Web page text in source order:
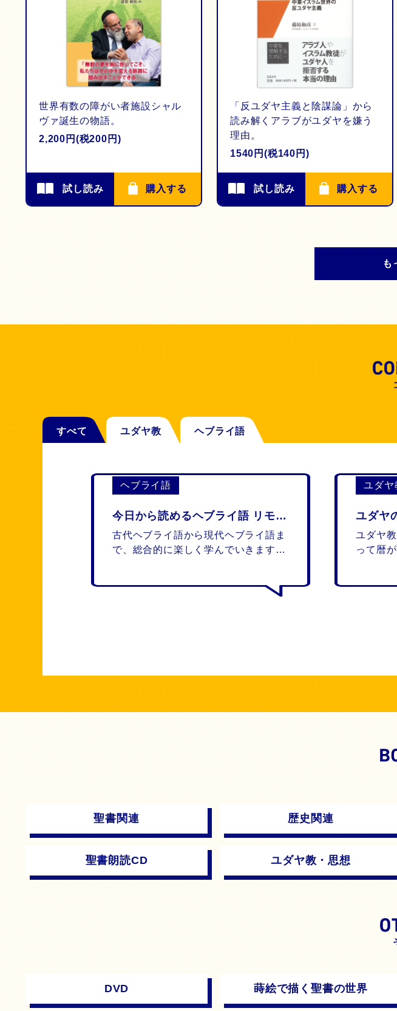
世界有数の障がい者施設シャル
ヴァ誕生の物語。
2,200円(税200円)
試し読み 購入する
「反ユダヤ主義と陰謀論」から
読み解くアラブがユダヤを嫌う
理由。
1540円(税140円)
試し読み 購入する
も
すべて ユダヤ教 ヘブライ語
ヘブライ語
今日から読めるヘブライ語 リモート講座
古代ヘブライ語から現代ヘブライ語ま
で、総合的に楽しく学んでいきます。
ユダヤ
ユダヤ
ユダヤ
って暦
聖書関連 歴史関連
聖書朗読CD ユダヤ教・思想
DVD 蒔絵で描く聖書の世界